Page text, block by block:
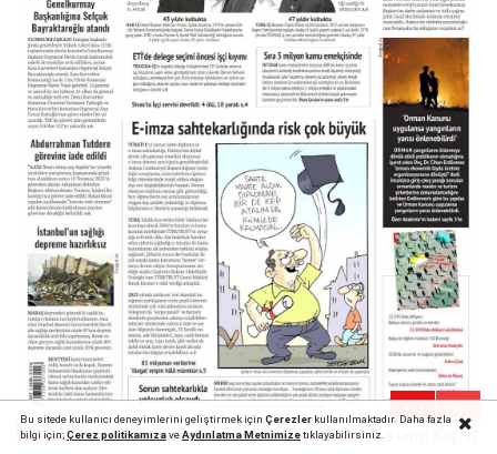
17 26
Bu sitede kullanıcı deneyimlerini geliştirmek için Çerezlerkullanılmaktadır. Daha fazla
bilgi için;Çerez politikamızaveAydınlatma Metnimizetıklayabilirsiniz.Reklamı Kapat